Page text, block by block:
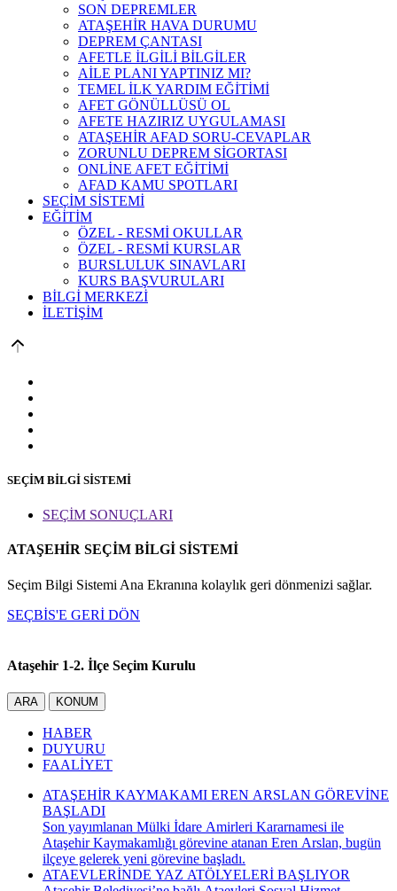
SON DEPREMLER
ATAŞEHİR HAVA DURUMU
DEPREM ÇANTASI
AFETLE İLGİLİ BİLGİLER
AİLE PLANI YAPTINIZ MI?
TEMEL İLK YARDIM EĞİTİMİ
AFET GÖNÜLLÜSÜ OL
AFETE HAZIRIZ UYGULAMASI
ATAŞEHİR AFAD SORU-CEVAPLAR
ZORUNLU DEPREM SİGORTASI
ONLİNE AFET EĞİTİMİ
AFAD KAMU SPOTLARI
SEÇİM SİSTEMİ
EĞİTİM
ÖZEL - RESMİ OKULLAR
ÖZEL - RESMİ KURSLAR
BURSLULUK SINAVLARI
KURS BAŞVURULARI
BİLGİ MERKEZİ
İLETİŞİM
SEÇİM BİLGİ SİSTEMİ
SEÇİM SONUÇLARI
ATAŞEHİR SEÇİM BİLGİ SİSTEMİ
Seçim Bilgi Sistemi Ana Ekranına kolaylık geri dönmenizi sağlar.
SEÇBİS'E GERİ DÖN
Ataşehir 1-2. İlçe Seçim Kurulu
ARA KONUM
HABER
DUYURU
FAALİYET
ATAŞEHİR KAYMAKAMI EREN ARSLAN GÖREVİNE
BAŞLADI
Son yayımlanan Mülki İdare Amirleri Kararnamesi ile
Ataşehir Kaymakamlığı görevine atanan Eren Arslan, bugün
ilçeye gelerek yeni görevine başladı.
ATAEVLERİNDE YAZ ATÖLYELERİ BAŞLIYOR